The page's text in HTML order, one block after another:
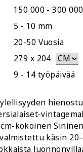
150 000 - 300
5 - 10 mm
20-50 Vuosia
279 x 204
9 - 14 työpäivää
kokoinen
käsin